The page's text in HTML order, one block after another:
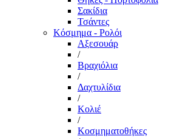
Σακίδια
Τσάντες
Κόσμημα - Ρολόι
Αξεσουάρ
/
Βραχιόλια
/
Δαχτυλίδια
/
Κολιέ
/
Κοσμηματοθήκες